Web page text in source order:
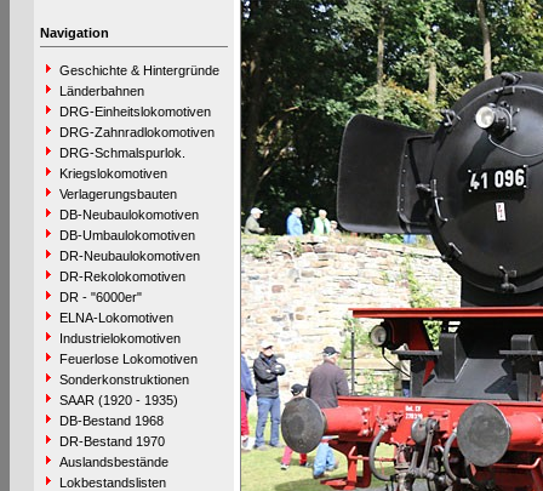
Navigation
Geschichte & Hintergründe
Länderbahnen
DRG-Einheitslokomotiven
DRG-Zahnradlokomotiven
DRG-Schmalspurlok.
Kriegslokomotiven
Verlagerungsbauten
DB-Neubaulokomotiven
DB-Umbaulokomotiven
DR-Neubaulokomotiven
DR-Rekolokomotiven
DR - "6000er"
ELNA-Lokomotiven
Industrielokomotiven
Feuerlose Lokomotiven
Sonderkonstruktionen
SAAR (1920 - 1935)
DB-Bestand 1968
DR-Bestand 1970
Auslandsbestände
Lokbestandslisten